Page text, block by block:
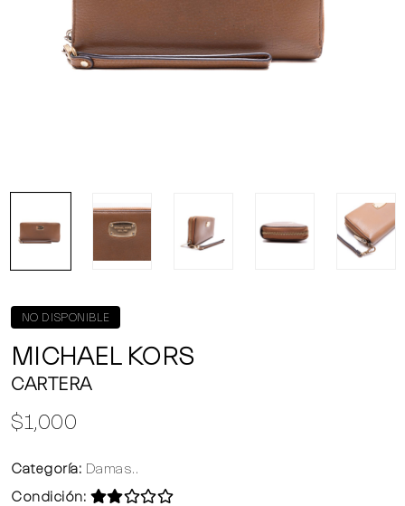
NO DISPONIBLE
MICHAEL KORS
CARTERA
$1,000
Categoría: Damas..
Condición: